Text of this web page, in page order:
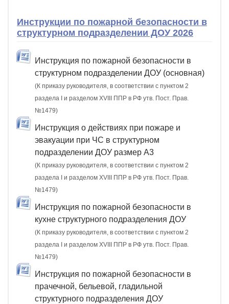
Инструкции по пожарной безопасности в
структурном подразделении ДОУ 2026
Инструкция по пожарной безопасности в
структурном подразделении ДОУ (основная)
(К приказу руководителя, в соответствии с пунктом 2
раздела I и разделом XVIII ППР в РФ утв. Пост. Прав.
№1479)
Инструкция о действиях при пожаре и
эвакуации при ЧС в структурном
подразделении ДОУ размер А3
(К приказу руководителя, в соответствии с пунктом 2
раздела I и разделом XVIII ППР в РФ утв. Пост. Прав.
№1479)
Инструкция по пожарной безопасности в
кухне структурного подразделения ДОУ
(К приказу руководителя, в соответствии с пунктом 2
раздела I и разделом XVIII ППР в РФ утв. Пост. Прав.
№1479)
Инструкция по пожарной безопасности в
прачечной, бельевой, гладильной
структурного подразделения ДОУ